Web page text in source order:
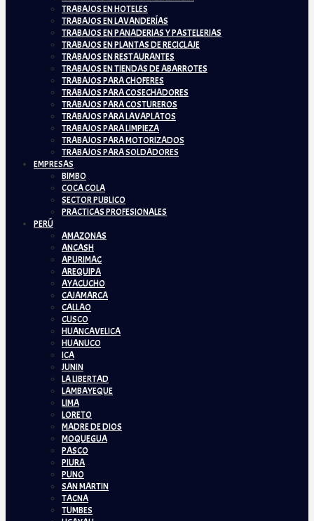
TRABAJOS EN HOTELES
TRABAJOS EN LAVANDERÍAS
TRABAJOS EN PANADERIAS Y PASTELERIAS
TRABAJOS EN PLANTAS DE RECICLAJE
TRABAJOS EN RESTAURANTES
TRABAJOS EN TIENDAS DE ABARROTES
TRABAJOS PARA CHOFERES
TRABAJOS PARA COSECHADORES
TRABAJOS PARA COSTUREROS
TRABAJOS PARA LAVAPLATOS
TRABAJOS PARA LIMPIEZA
TRABAJOS PARA MOTORIZADOS
TRABAJOS PARA SOLDADORES
EMPRESAS
BIMBO
COCA COLA
SECTOR PUBLICO
PRACTICAS PROFESIONALES
PERÚ
AMAZONAS
ANCASH
APURIMAC
AREQUIPA
AYACUCHO
CAJAMARCA
CALLAO
CUSCO
HUANCAVELICA
HUANUCO
ICA
JUNIN
LA LIBERTAD
LAMBAYEQUE
LIMA
LORETO
MADRE DE DIOS
MOQUEGUA
PASCO
PIURA
PUNO
SAN MARTIN
TACNA
TUMBES